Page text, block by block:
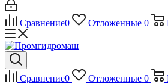
Сравнение0 Отложенные 0
Сравнение0 Отложенные 0